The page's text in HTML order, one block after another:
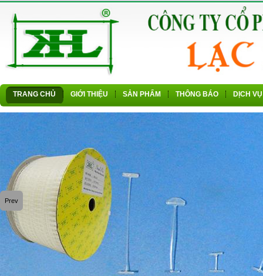
TRANG CHỦ GIỚI THIỆU SẢN PHẨM THÔNG BÁO DỊCH VỤ
Prev